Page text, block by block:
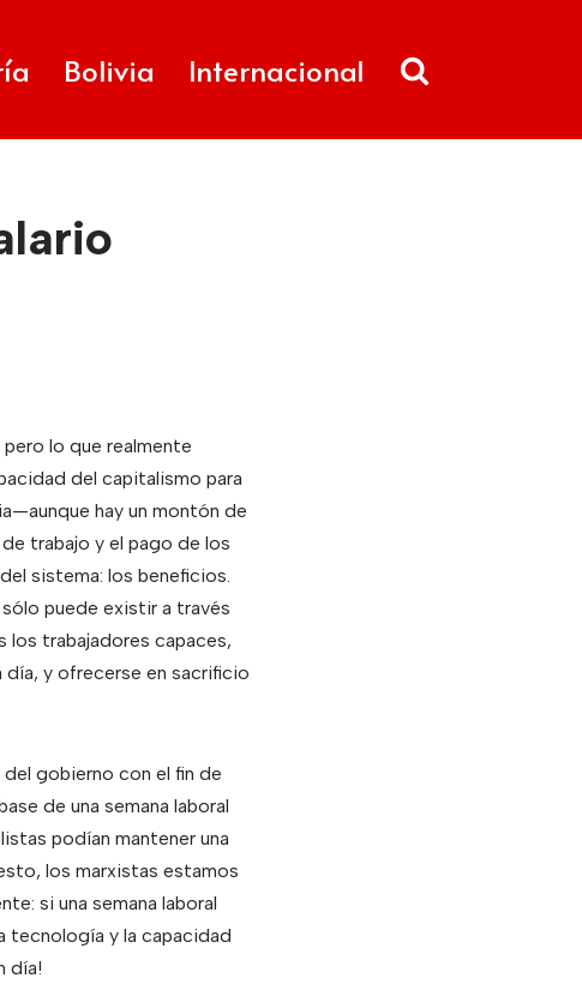
Bolivia Internacional
lo que realmente
del capitalismo para
hay un montón de
trabajo y el pago de los
sistema: los beneficios.
puede existir a través
los trabajadores capaces,
día, y ofrecerse en sacrificio
gobierno con el fin de
de una semana laboral
podían mantener una
los marxistas estamos
si una semana laboral
tecnología y la capacidad
día!